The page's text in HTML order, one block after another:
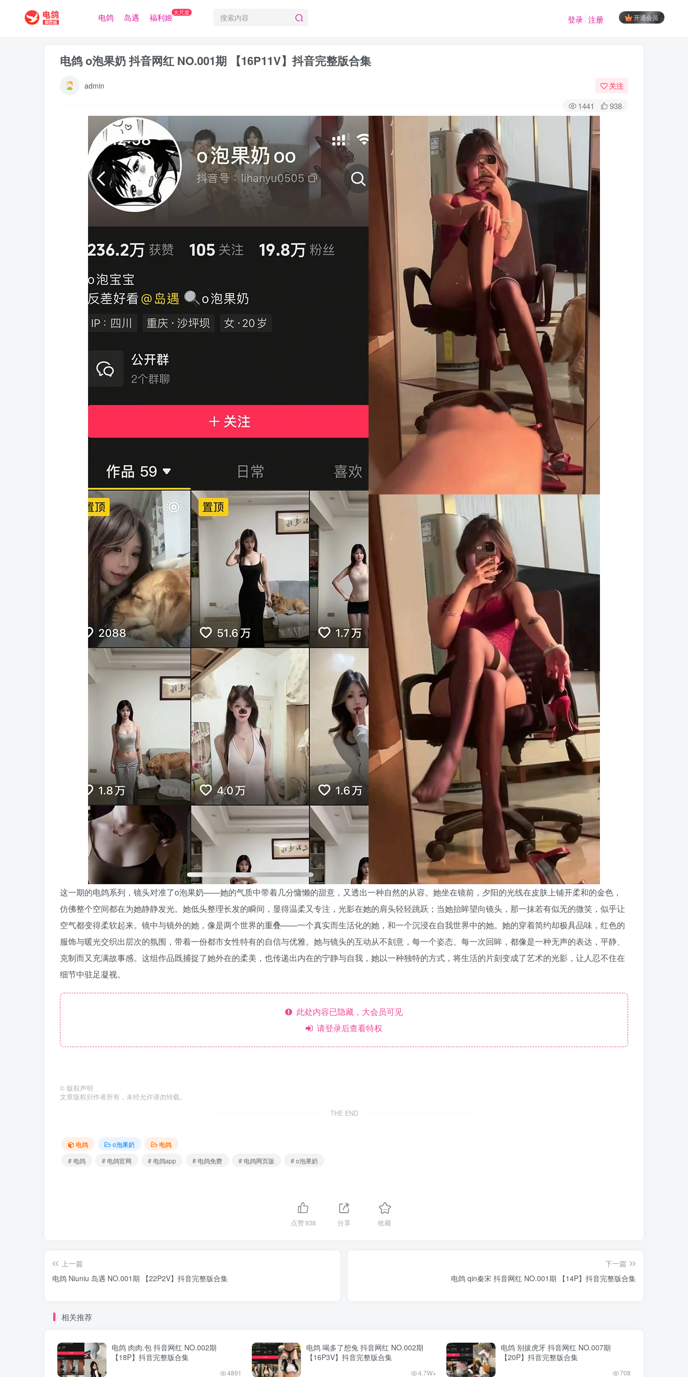
电鸽 岛遇 福利姬大尺度
开通会员
登录 注册
电鸽 o泡果奶 抖音网红 NO.001期 【16P11V】抖音完整版合集
admin 关注
1441 938
这一期的电鸽系列，镜头对准了o泡果奶——她的气质中带着几分慵懒的甜意，又透出一种自然的从容。她坐在镜前，夕阳的光线在皮肤上铺开柔和的金色，
仿佛整个空间都在为她静静发光。她低头整理长发的瞬间，显得温柔又专注，光影在她的肩头轻轻跳跃；当她抬眸望向镜头，那一抹若有似无的微笑，似乎让
空气都变得柔软起来。镜中与镜外的她，像是两个世界的重叠——一个真实而生活化的她，和一个沉浸在自我世界中的她。她的穿着简约却极具品味，红色的
服饰与暖光交织出层次的氛围，带着一份都市女性特有的自信与优雅。她与镜头的互动从不刻意，每一个姿态、每一次回眸，都像是一种无声的表达，平静、
克制而又充满故事感。这组作品既捕捉了她外在的柔美，也传递出内在的宁静与自我，她以一种独特的方式，将生活的片刻变成了艺术的光影，让人忍不住在
细节中驻足凝视。
此处内容已隐藏，大会员可见
请登录后查看特权
© 版权声明
文章版权归作者所有，未经允许请勿转载。
THE END
电鸽 o泡果奶
电鸽
# 电鸽
# 电鸽官网 # 电鸽app # 电鸽免费 # 电鸽网页版 # o泡果奶
点赞938 分享 收藏
上一篇
电鸽 Niuniu 岛遇 NO.001期 【22P2V】抖音完整版合集
下一篇
电鸽 qin秦宋 抖音网红 NO.001期 【14P】抖音完整版合集
相关推荐
电鸽 肉肉.包 抖音网红 NO.002期
【18P】抖音完整版合集
4891
电鸽 喝多了想兔 抖音网红 NO.002期
【16P3V】抖音完整版合集
4.7W+
电鸽 别拔虎牙 抖音网红 NO.007期
【20P】抖音完整版合集
708